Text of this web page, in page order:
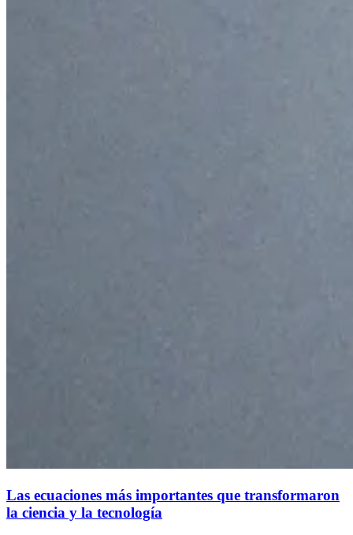
Las ecuaciones más importantes que transformaron
la ciencia y la tecnología